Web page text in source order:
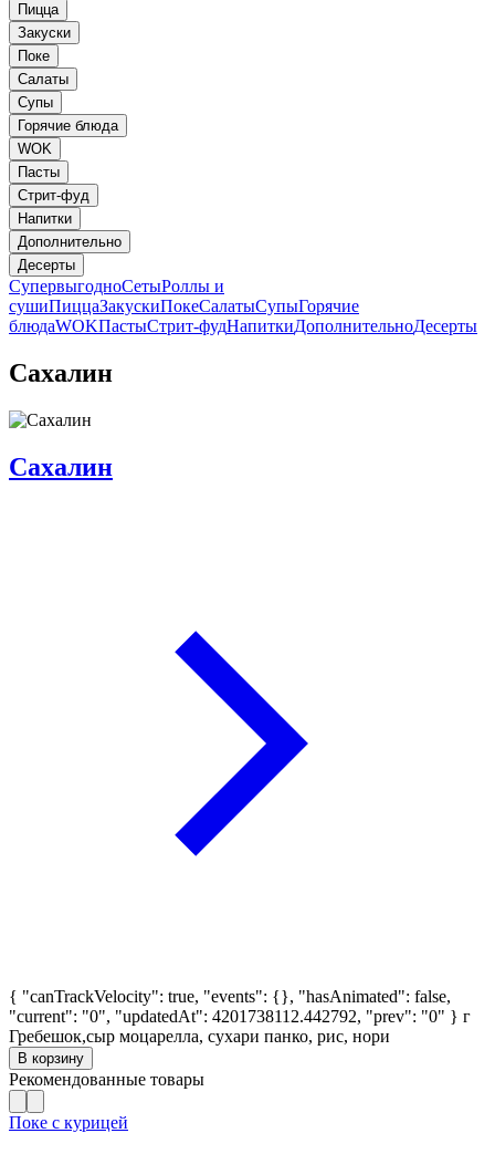
Пицца
Закуски
Поке
Салаты
Супы
Горячие блюда
WOK
Пасты
Стрит-фуд
Напитки
Дополнительно
Десерты
СупервыгодноСетыРоллы и
сушиПиццаЗакускиПокеСалатыСупыГорячие
блюдаWOKПастыСтрит-фудНапиткиДополнительноДесерты
Сахалин
Сахалин
{ "canTrackVelocity": true, "events": {}, "hasAnimated": false,
"current": "0", "updatedAt": 4201738112.442792, "prev": "0" } г
Гребешок,сыр моцарелла, сухари панко, рис, нори
В корзину
Рекомендованные товары
Поке с курицей